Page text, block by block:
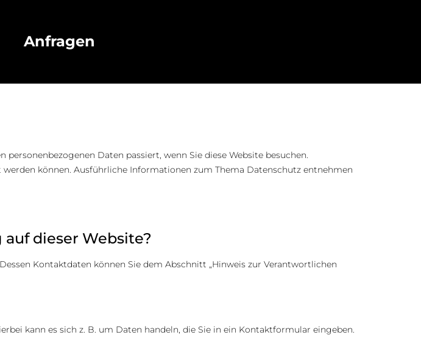
Anfragen
Daten passiert, wenn Sie diese Website besuchen.
können. Ausführliche Informationen zum Thema Datenschutz entnehmen
dieser Website?
Kontaktdaten können Sie dem Abschnitt „Hinweis zur Verantwortlichen
kann es sich z. B. um Daten handeln, die Sie in ein Kontaktformular eingeben.